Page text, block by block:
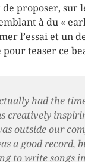
de proposer, sur
à du «
l’essai et un
pour teaser ce
had the
creatively
outside our
a good record,
to write songs